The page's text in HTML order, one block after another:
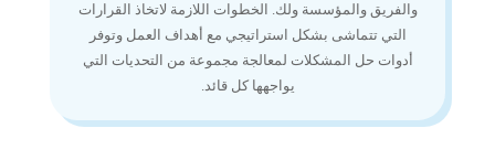
والفريق والمؤسسة ولك. الخطوات اللازمة لاتخاذ القرارات
التي تتماشى بشكل استراتيجي مع أهداف العمل وتوفر
أدوات حل المشكلات لمعالجة مجموعة من التحديات التي
يواجهها كل قائد.